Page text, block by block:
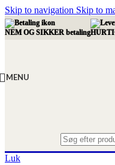
Skip to navigation Skip to
NEM OG SIKKER betaling
MENU
Luk